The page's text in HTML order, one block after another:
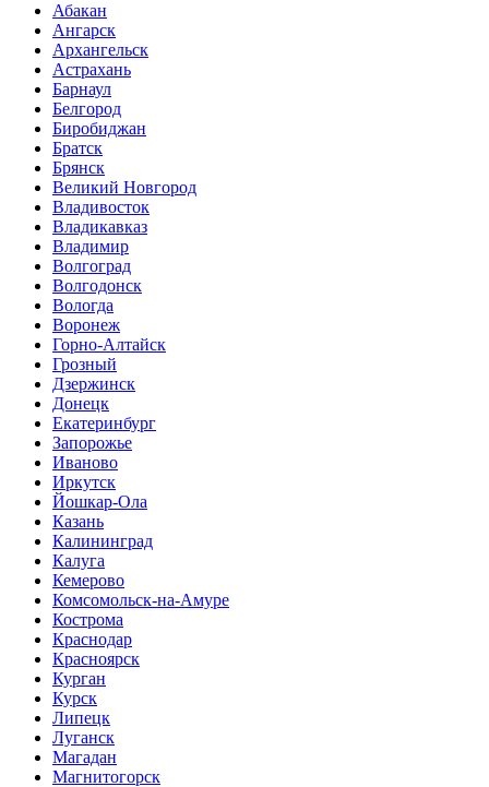
Абакан
Ангарск
Архангельск
Астрахань
Барнаул
Белгород
Биробиджан
Братск
Брянск
Великий Новгород
Владивосток
Владикавказ
Владимир
Волгоград
Волгодонск
Вологда
Воронеж
Горно-Алтайск
Грозный
Дзержинск
Донецк
Екатеринбург
Запорожье
Иваново
Иркутск
Йошкар-Ола
Казань
Калининград
Калуга
Кемерово
Комсомольск-на-Амуре
Кострома
Краснодар
Красноярск
Курган
Курск
Липецк
Луганск
Магадан
Магнитогорск